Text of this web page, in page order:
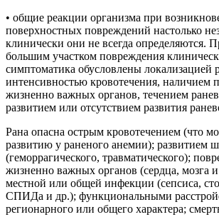
• общие реакции организма при
поверхностных повреждений настолько
клинически они не всегда определяются.
большим участком повреждения
симптоматика обусловлены локализацией
интенсивностью кровотечения, наличием
жизненно важных органов, течением
развитием или отсутствием развития
Рана опасна острым кровотечением (что
развитию у раненого анемии); развитием
(геморрагического, травматического);
жизненно важных органов (сердца, мозга
местной или общей инфекции (сепсиса,
СПИДа и др.); функциональными
регионарного или общего характера;